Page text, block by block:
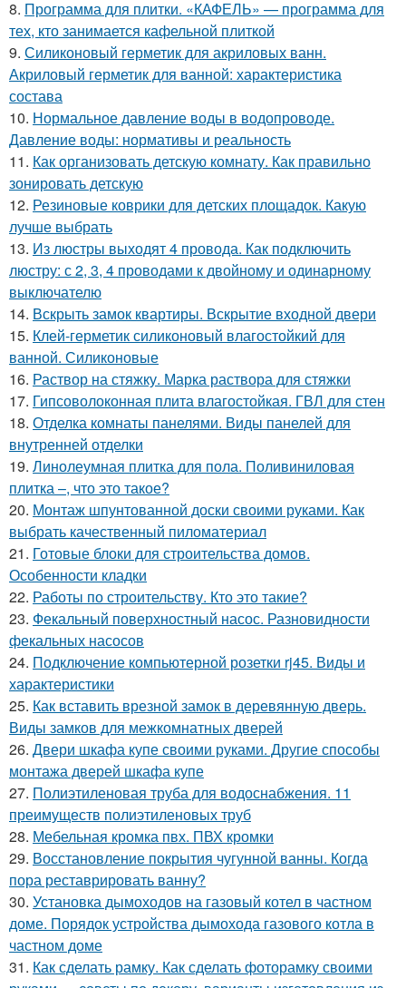
8. Программа для плитки. «КАФЕЛЬ» — программа для
тех, кто занимается кафельной плиткой
9. Силиконовый герметик для акриловых ванн.
Акриловый герметик для ванной: характеристика
состава
10. Нормальное давление воды в водопроводе.
Давление воды: нормативы и реальность
11. Как организовать детскую комнату. Как правильно
зонировать детскую
12. Резиновые коврики для детских площадок. Какую
лучше выбрать
13. Из люстры выходят 4 провода. Как подключить
люстру: с 2, 3, 4 проводами к двойному и одинарному
выключателю
14. Вскрыть замок квартиры. Вскрытие входной двери
15. Клей-герметик силиконовый влагостойкий для
ванной. Силиконовые
16. Раствор на стяжку. Марка раствора для стяжки
17. Гипсоволоконная плита влагостойкая. ГВЛ для стен
18. Отделка комнаты панелями. Виды панелей для
внутренней отделки
19. Линолеумная плитка для пола. Поливиниловая
плитка –, что это такое?
20. Монтаж шпунтованной доски своими руками. Как
выбрать качественный пиломатериал
21. Готовые блоки для строительства домов.
Особенности кладки
22. Работы по строительству. Кто это такие?
23. Фекальный поверхностный насос. Разновидности
фекальных насосов
24. Подключение компьютерной розетки rj45. Виды и
характеристики
25. Как вставить врезной замок в деревянную дверь.
Виды замков для межкомнатных дверей
26. Двери шкафа купе своими руками. Другие способы
монтажа дверей шкафа купе
27. Полиэтиленовая труба для водоснабжения. 11
преимуществ полиэтиленовых труб
28. Мебельная кромка пвх. ПВХ кромки
29. Восстановление покрытия чугунной ванны. Когда
пора реставрировать ванну?
30. Установка дымоходов на газовый котел в частном
доме. Порядок устройства дымохода газового котла в
частном доме
31. Как сделать рамку. Как сделать фоторамку своими